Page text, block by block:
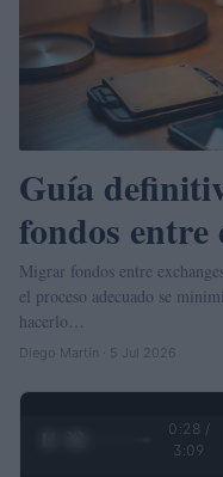
Guía
fondos entre
Migrar fondos entre
el proceso adecuado se
hacerlo…
Diego Martín · 5 Jul 2026
0:29 /
3:09